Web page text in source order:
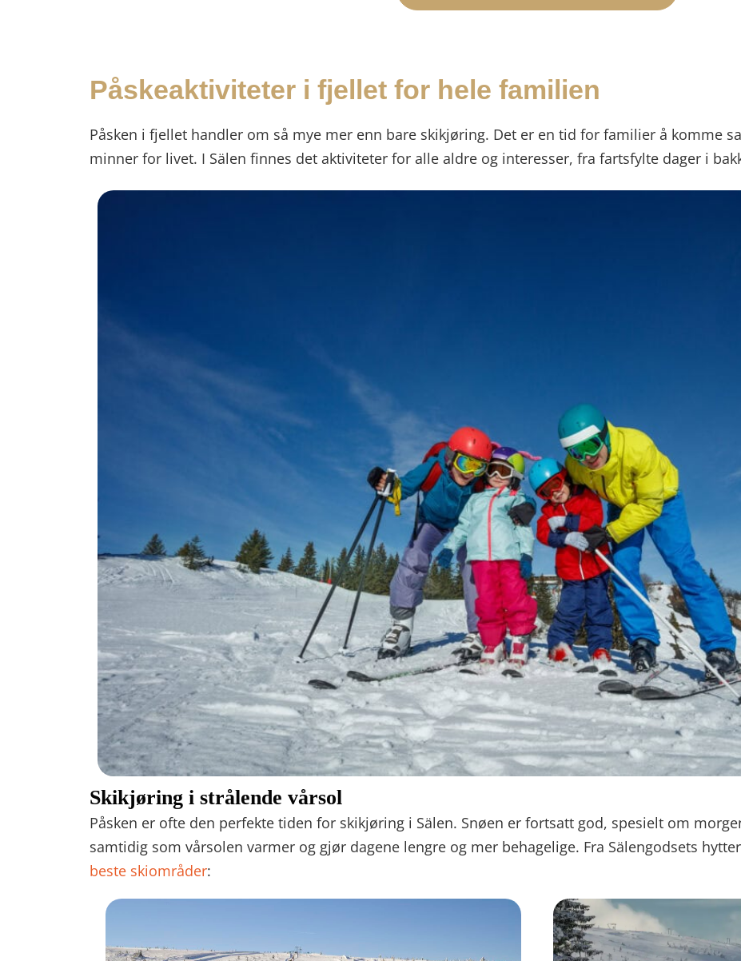
Påskeaktiviteter i fjellet for hele familien
Påsken i fjellet handler om så mye mer enn bare skikjøring. Det er en tid for familier å komme
minner for livet. I Sälen finnes det aktiviteter for alle aldre og interesser, fra fartsfylte dager i
Skikjøring i strålende vårsol
Påsken er ofte den perfekte tiden for skikjøring i Sälen. Snøen er fortsatt god, spesielt om
samtidig som vårsolen varmer og gjør dagene lengre og mer behagelige. Fra Sälengodsets
beste skiområder: